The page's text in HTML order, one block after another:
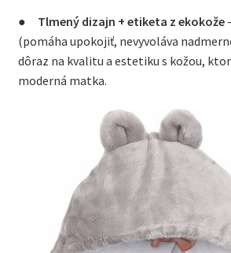
● Tlmený dizajn + etiketa z ekokože
(pomáha upokojiť, nevyvoláva
dôraz na kvalitu a estetiku s kožou,
moderná matka.